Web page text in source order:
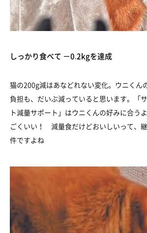
しっかり食べて －0.2kgを達成
猫の200g減はあなどれない変化。ウニくん
負担も、だいぶ減っていると思います。「
ト減量サポート」はウニくんの好みに合う
ごくいい！ 減量食だけどおいしいって、
件ですよね